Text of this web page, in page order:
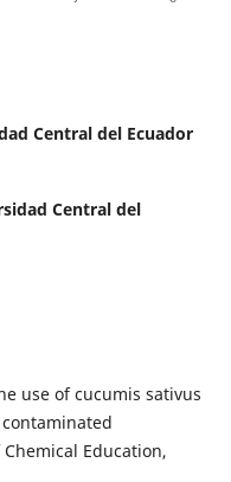
Central del Ecuador
Central del
use of cucumis sativus
Education,